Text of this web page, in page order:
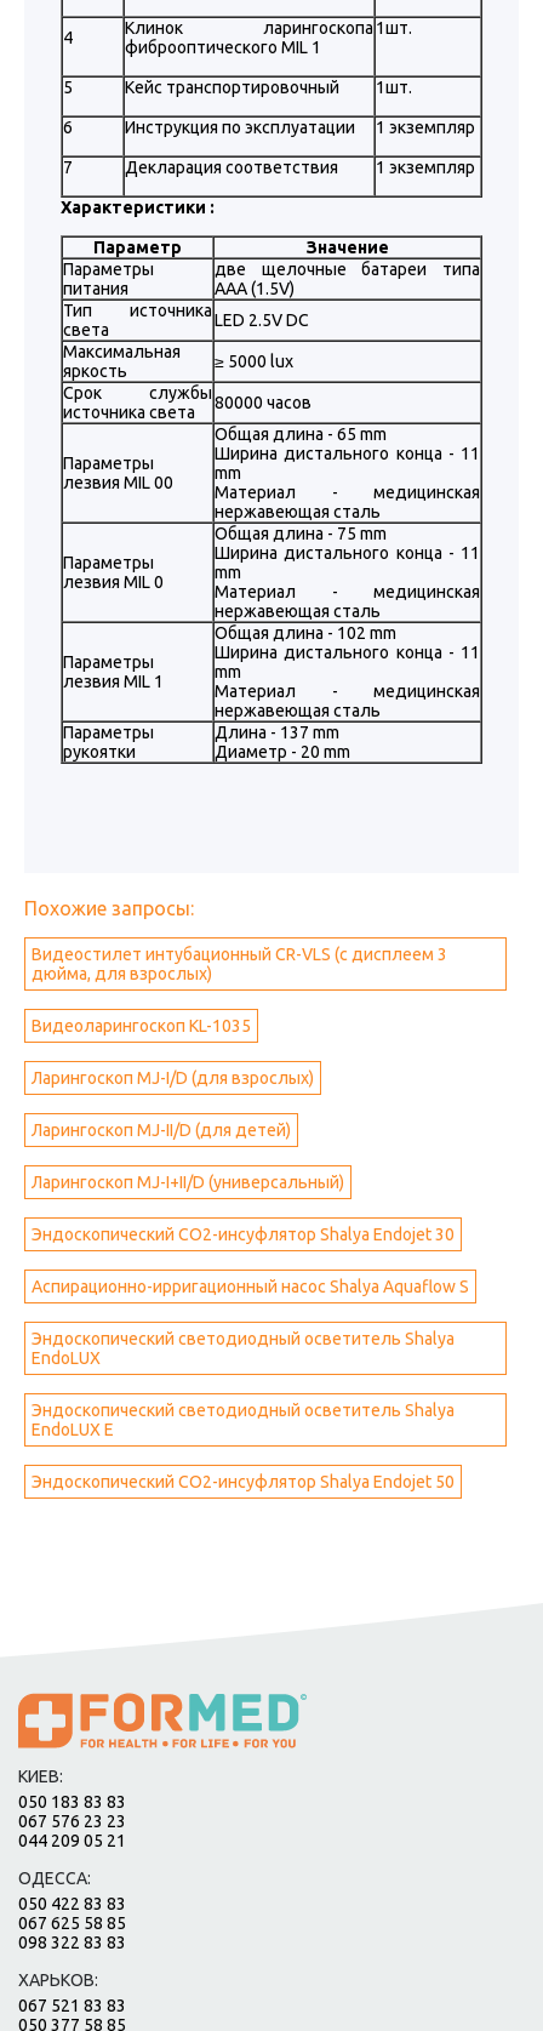
4
Клинок ларингоскопа
фиброоптического MIL 1
1шт.
5 Кейс транспортировочный 1шт.
6 Инструкция по эксплуатации 1 экземпляр
7 Декларация соответствия 1 экземпляр
Характеристики :
Параметр
Значение
Параметры
питания
две щелочные батареи типа
AAA (1.5V)
Тип источника
света
LED 2.5V DC
Максимальная
яркость
≥ 5000 lux
Срок службы
источника света
80000 часов
Параметры
лезвия MIL 00
Общая длина - 65 mm
Ширина дистального конца - 11
mm
Материал - медицинская
нержавеющая сталь
Параметры
лезвия MIL 0
Общая длина - 75 mm
Ширина дистального конца - 11
mm
Материал - медицинская
нержавеющая сталь
Параметры
лезвия MIL 1
Общая длина - 102 mm
Ширина дистального конца - 11
mm
Материал - медицинская
нержавеющая сталь
Параметры
рукоятки
Длина - 137 mm
Диаметр - 20 mm
Похожие запросы:
Видеостилет интубационный CR-VLS (с дисплеем 3
дюйма, для взрослых)
Видеоларингоскоп KL-1035
Ларингоскоп MJ-I/D (для взрослых)
Ларингоскоп MJ-II/D (для детей)
Ларингоскоп MJ-I+II/D (универсальный)
Эндоскопический СО2-инсуфлятор Shalya Endojet 30
Аспирационно-ирригационный насос Shalya Aquaflow S
Эндоскопический светодиодный осветитель Shalya
EndoLUX
Эндоскопический светодиодный осветитель Shalya
EndoLUX E
Эндоскопический СО2-инсуфлятор Shalya Endojet 50
КИЕВ:
050 183 83 83
067 576 23 23
044 209 05 21
ОДЕССА:
050 422 83 83
067 625 58 85
098 322 83 83
ХАРЬКОВ:
067 521 83 83
050 377 58 85